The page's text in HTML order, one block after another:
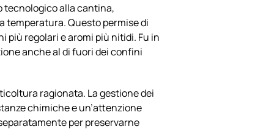
tecnologico alla cantina,
temperatura. Questo permise di
regolari e aromi più nitidi. Fu in
anche al di fuori dei confini
ragionata. La gestione dei
chimiche e un’attenzione
per preservarne